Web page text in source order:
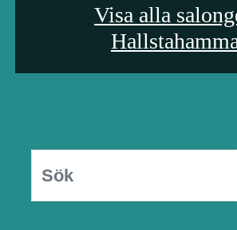
Visa alla